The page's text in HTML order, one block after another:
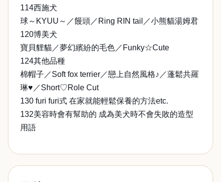
114西施犬
球～KYUU～／饅頭／Ring RIN tail／小熊貓湯姆君
120博美犬
寶貝貍貓／夢幻繽紛的毛色／Funky☆Cute
124其他品種
棉帽子／Soft fox terrier／戀上自然風格♪／蓬鬆共羅
琳♥／Short♡Role Cut
130 furi furi式 在家就能輕鬆保養的方法etc.
132美容時會有幫助的 成為美犬時不會失敗的造型
用語